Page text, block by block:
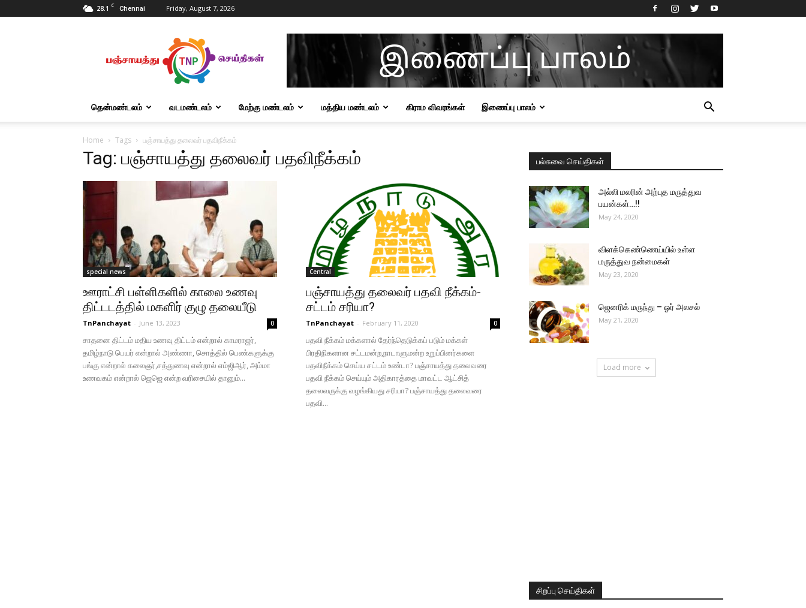
28.1 C Chennai Friday, August 7, 2026
Tnpanchayat
தென்மண்டலம் வடமண்டலம் மேற்கு மண்டலம் மத்திய மண்டலம் கிராம விவரங்கள் இணைப்பு பாலம்
Home Tags பஞ்சாயத்து தலைவர் பதவிநீக்கம்
Tag: பஞ்சாயத்து தலைவர் பதவிநீக்கம்
special news
ஊராட்சி பள்ளிகளில் காலை உணவு
திட்டடத்தில் மகளிர் குழு தலையீடு
TnPanchayat - June 13, 2023 0
சாதனை திட்டம் மதிய உணவு திட்டம் என்றால் காமராஜர்,
தமிழ்நாடு பெயர் என்றால் அண்ணா, சொத்தில் பெண்களுக்கு
பங்கு என்றால் கலைஞர்,சத்துணவு என்றால் எம்ஜிஆர், அம்மா
உணவகம் என்றால் ஜெஜெ என்ற வரிசையில் தானும்...
Central
பஞ்சாயத்து தலைவர் பதவி நீக்கம்-
சட்டம் சரியா?
TnPanchayat - February 11, 2020 0
பதவி நீக்கம் மக்களால் தேர்ந்தெடுக்கப் படும் மக்கள்
பிரதிநிகளான சட்டமன்ற,நாடாளுமன்ற உறுப்பினர்களை
பதவிநீக்கம் செய்ய சட்டம் உண்டா? பஞ்சாயத்து தலைவரை
பதவி நீக்கம் செய்யும் அதிகாரத்தை மாவட்ட ஆட்சித்
தலைவருக்கு வழங்கியது சரியா? பஞ்சாயத்து தலைவரை
பதவி...
பல்சுவை செய்திகள்
அல்லி மலரின் அற்புத மருத்துவ
பயன்கள்…!!
May 24, 2020
விளக்கெண்ணெய்யில் உள்ள
மருத்துவ நன்மைகள்
May 23, 2020
ஜெனரிக் மருந்து – ஓர் அலசல்
May 21, 2020
Load more
சிறப்பு செய்திகள்